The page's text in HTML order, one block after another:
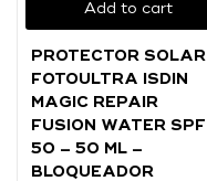
Add to cart
PROTECTOR SOLAR
FOTOULTRA ISDIN
MAGIC REPAIR
FUSION WATER SPF
50 – 50 ML –
BLOQUEADOR